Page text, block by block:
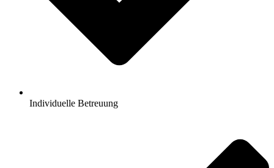
Individuelle Betreuung